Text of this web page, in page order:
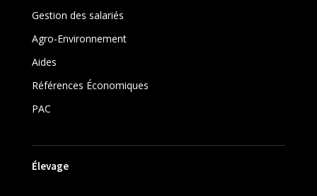
Gestion des salariés
Agro-Environnement
Aides
Références Économiques
PAC
Élevage